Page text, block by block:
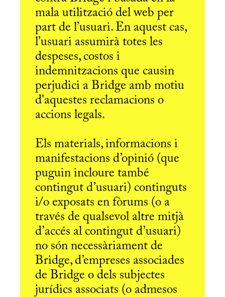
mala utilització del web per
part de l’usuari. En aquest cas,
l’usuari assumirà totes les
despeses, costos i
indemnitzacions que causin
perjudici a Bridge amb motiu
d'aquestes reclamacions o
accions legals.
Els materials, informacions i
manifestacions d’opinió (que
puguin incloure també
contingut d’usuari) continguts
i/o exposats en fòrums (o a
través de qualsevol altre mitjà
d’accés al contingut d’usuari)
no són necessàriament de
Bridge, d’empreses associades
de Bridge o dels subjectes
jurídics associats (o admesos